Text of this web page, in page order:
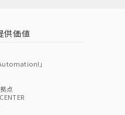
供価値
」
点